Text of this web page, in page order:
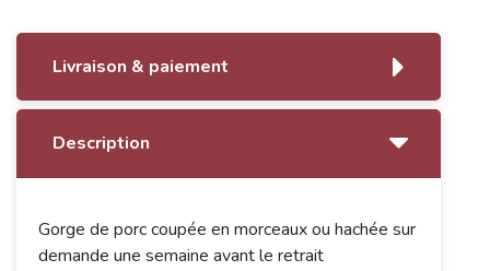
Livraison & paiement
Description
Gorge de porc coupée en morceaux ou hachée sur
demande une semaine avant le retrait